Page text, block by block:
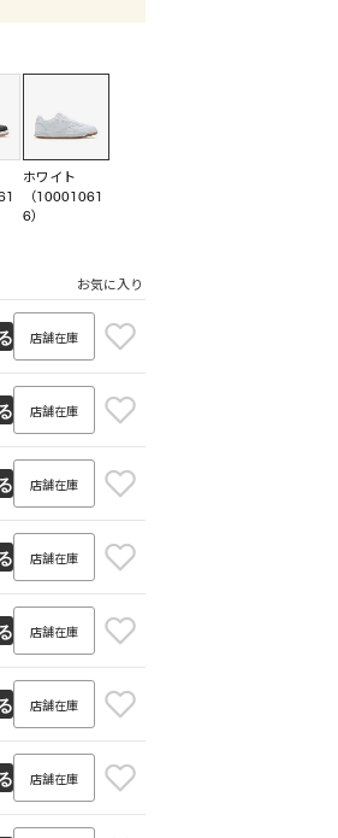
ホワイト
（10001061
6）
お気に入り
店舗在庫
店舗在庫
店舗在庫
店舗在庫
店舗在庫
店舗在庫
店舗在庫